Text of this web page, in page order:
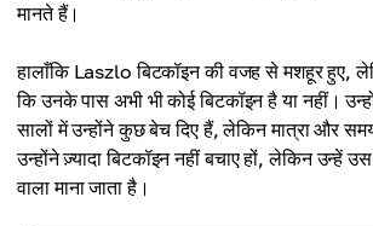
मानते हैं।
हालाँकि Laszlo बिटकॉइन की वजह से मशहूर हुए,
कि उनके पास अभी भी कोई बिटकॉइन है या नहीं।
सालों में उन्होंने कुछ बेच दिए हैं, लेकिन मात्रा और
उन्होंने ज़्यादा बिटकॉइन नहीं बचाए हों, लेकिन उन्हें
वाला माना जाता है।